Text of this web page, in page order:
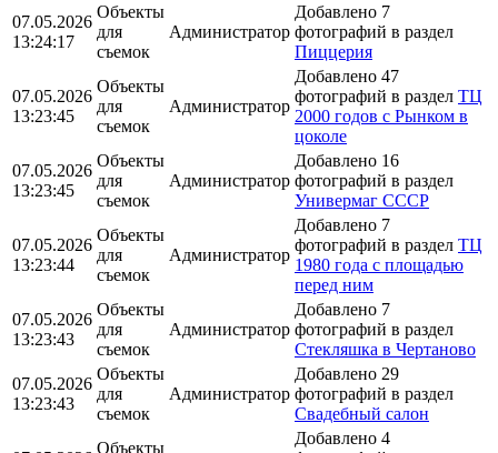
07.05.2026
13:24:17
Объекты
для
съемок
Администратор
Добавлено 7
фотографий в раздел
Пиццерия
07.05.2026
13:23:45
Объекты
для
съемок
Администратор
Добавлено 47
фотографий в раздел ТЦ
2000 годов с Рынком в
цоколе
07.05.2026
13:23:45
Объекты
для
съемок
Администратор
Добавлено 16
фотографий в раздел
Универмаг СССР
07.05.2026
13:23:44
Объекты
для
съемок
Администратор
Добавлено 7
фотографий в раздел ТЦ
1980 года с площадью
перед ним
07.05.2026
13:23:43
Объекты
для
съемок
Администратор
Добавлено 7
фотографий в раздел
Стекляшка в Чертаново
07.05.2026
13:23:43
Объекты
для
съемок
Администратор
Добавлено 29
фотографий в раздел
Свадебный салон
Объекты
Добавлено 4